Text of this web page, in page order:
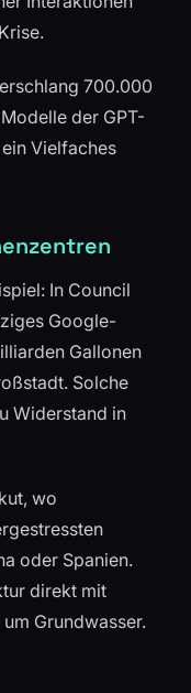
700.000
der GPT-
Vielfaches
In Council
Google-
Gallonen
Solche
Widerstand in
wo
oder Spanien.
direkt mit
Grundwasser.